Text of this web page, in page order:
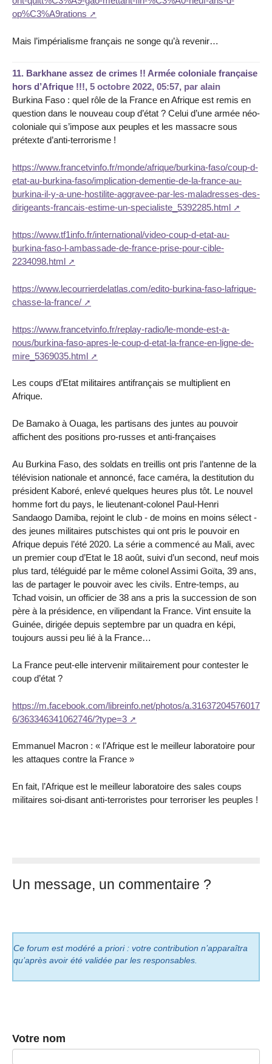
op%C3%A9rations
Mais l’impérialisme français ne songe qu’à revenir…
11. Barkhane assez de crimes !! Armée coloniale française
hors d’Afrique !!!, 5 octobre 2022, 05:57, par alain
Burkina Faso : quel rôle de la France en Afrique est remis en
question dans le nouveau coup d’état ? Celui d’une armée néo-
coloniale qui s’impose aux peuples et les massacre sous
prétexte d’anti-terrorisme !
https://www.francetvinfo.fr/monde/afrique/burkina-faso/coup-d-
etat-au-burkina-faso/implication-dementie-de-la-france-au-
burkina-il-y-a-une-hostilite-aggravee-par-les-maladresses-des-
dirigeants-francais-estime-un-specialiste_5392285.html
https://www.tf1info.fr/international/video-coup-d-etat-au-
burkina-faso-l-ambassade-de-france-prise-pour-cible-
2234098.html
https://www.lecourrierdelatlas.com/edito-burkina-faso-lafrique-
chasse-la-france/
https://www.francetvinfo.fr/replay-radio/le-monde-est-a-
nous/burkina-faso-apres-le-coup-d-etat-la-france-en-ligne-de-
mire_5369035.html
Les coups d’Etat militaires antifrançais se multiplient en
Afrique.
De Bamako à Ouaga, les partisans des juntes au pouvoir
affichent des positions pro-russes et anti-françaises
Au Burkina Faso, des soldats en treillis ont pris l’antenne de la
télévision nationale et annoncé, face caméra, la destitution du
président Kaboré, enlevé quelques heures plus tôt. Le nouvel
homme fort du pays, le lieutenant-colonel Paul-Henri
Sandaogo Damiba, rejoint le club - de moins en moins sélect -
des jeunes militaires putschistes qui ont pris le pouvoir en
Afrique depuis l’été 2020. La série a commencé au Mali, avec
un premier coup d’Etat le 18 août, suivi d’un second, neuf mois
plus tard, téléguidé par le même colonel Assimi Goïta, 39 ans,
las de partager le pouvoir avec les civils. Entre-temps, au
Tchad voisin, un officier de 38 ans a pris la succession de son
père à la présidence, en vilipendant la France. Vint ensuite la
Guinée, dirigée depuis septembre par un quadra en képi,
toujours aussi peu lié à la France…
La France peut-elle intervenir militairement pour contester le
coup d’état ?
https://m.facebook.com/libreinfo.net/photos/a.31637204576017
6/363346341062746/?type=3
Emmanuel Macron : « l’Afrique est le meilleur laboratoire pour
les attaques contre la France »
En fait, l’Afrique est le meilleur laboratoire des sales coups
militaires soi-disant anti-terroristes pour terroriser les peuples !
Un message, un commentaire ?
Ce forum est modéré a priori : votre contribution n’apparaîtra
qu’après avoir été validée par les responsables.
Votre nom